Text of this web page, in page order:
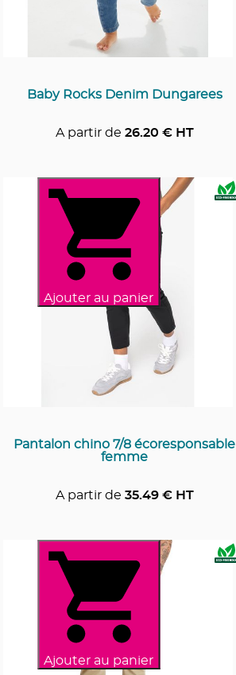
Baby Rocks Denim Dungarees
A partir de 26.20 € HT
Ajouter au panier
Pantalon chino 7/8 écoresponsable
femme
A partir de 35.49€ HT
Ajouter au panier